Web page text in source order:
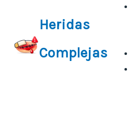
Heridas
Complejas